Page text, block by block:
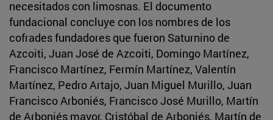
necesitados con limosnas. El documento
fundacional concluye con los nombres de los
cofrades fundadores que fueron Saturnino de
Azcoiti, Juan José de Azcoiti, Domingo Martínez,
Francisco Martínez, Fermín Martínez, Valentín
Martínez, Pedro Artajo, Juan Miguel Murillo, Juan
Francisco Arboniés, Francisco José Murillo, Martín
de Arboniés mayor, Cristóbal de Arboniés, Martín de